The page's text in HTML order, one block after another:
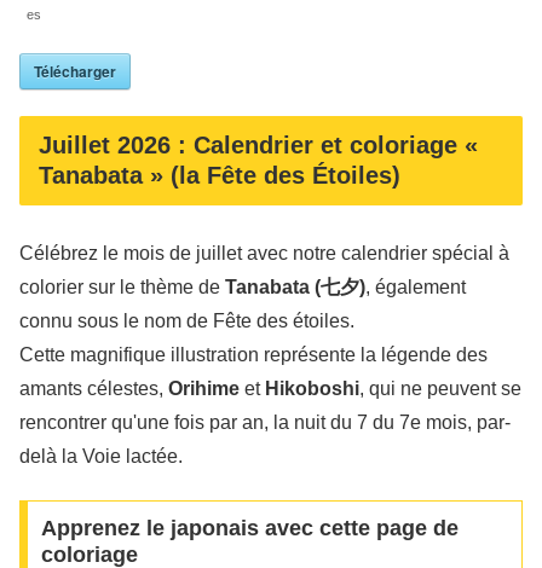
es
Télécharger
Juillet 2026 : Calendrier et coloriage «
Tanabata » (la Fête des Étoiles)
Célébrez le mois de juillet avec notre calendrier spécial à
colorier sur le thème de Tanabata (七夕), également
connu sous le nom de Fête des étoiles.
Cette magnifique illustration représente la légende des
amants célestes, Orihime et Hikoboshi, qui ne peuvent se
rencontrer qu'une fois par an, la nuit du 7 du 7e mois, par-
delà la Voie lactée.
Apprenez le japonais avec cette page de
coloriage